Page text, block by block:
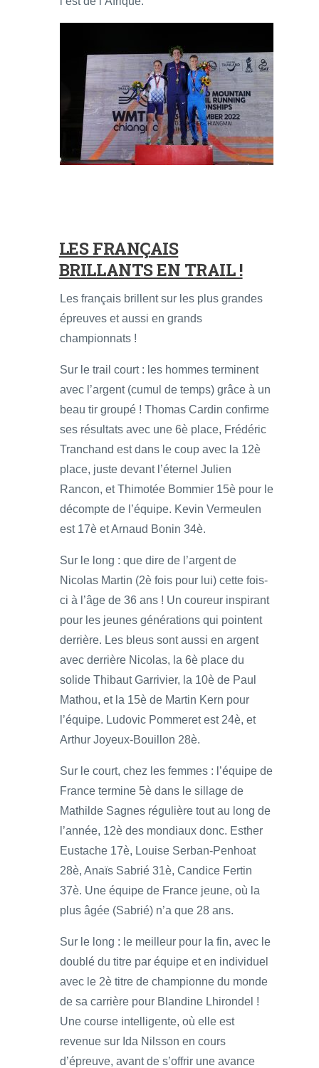
LES FRANÇAIS
BRILLANTS EN TRAIL !
Les français brillent sur les plus grandes
épreuves et aussi en grands
championnats !
Sur le trail court : les hommes terminent
avec l’argent (cumul de temps) grâce à un
beau tir groupé ! Thomas Cardin confirme
ses résultats avec une 6è place, Frédéric
Tranchand est dans le coup avec la 12è
place, juste devant l’éternel Julien
Rancon, et Thimotée Bommier 15è pour le
décompte de l’équipe. Kevin Vermeulen
est 17è et Arnaud Bonin 34è.
Sur le long : que dire de l’argent de
Nicolas Martin (2è fois pour lui) cette fois-
ci à l’âge de 36 ans ! Un coureur inspirant
pour les jeunes générations qui pointent
derrière. Les bleus sont aussi en argent
avec derrière Nicolas, la 6è place du
solide Thibaut Garrivier, la 10è de Paul
Mathou, et la 15è de Martin Kern pour
l’équipe. Ludovic Pommeret est 24è, et
Arthur Joyeux-Bouillon 28è.
Sur le court, chez les femmes : l’équipe de
France termine 5è dans le sillage de
Mathilde Sagnes régulière tout au long de
l’année, 12è des mondiaux donc. Esther
Eustache 17è, Louise Serban-Penhoat
28è, Anaïs Sabrié 31è, Candice Fertin
37è. Une équipe de France jeune, où la
plus âgée (Sabrié) n’a que 28 ans.
Sur le long : le meilleur pour la fin, avec le
doublé du titre par équipe et en individuel
avec le 2è titre de championne du monde
de sa carrière pour Blandine Lhirondel !
Une course intelligente, où elle est
revenue sur Ida Nilsson en cours
d’épreuve, avant de s’offrir une avance